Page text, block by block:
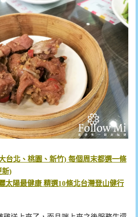
台北、桃園、新竹) 每個周末都選一條
新)
太陽最健康 精選10條北台灣登山健行